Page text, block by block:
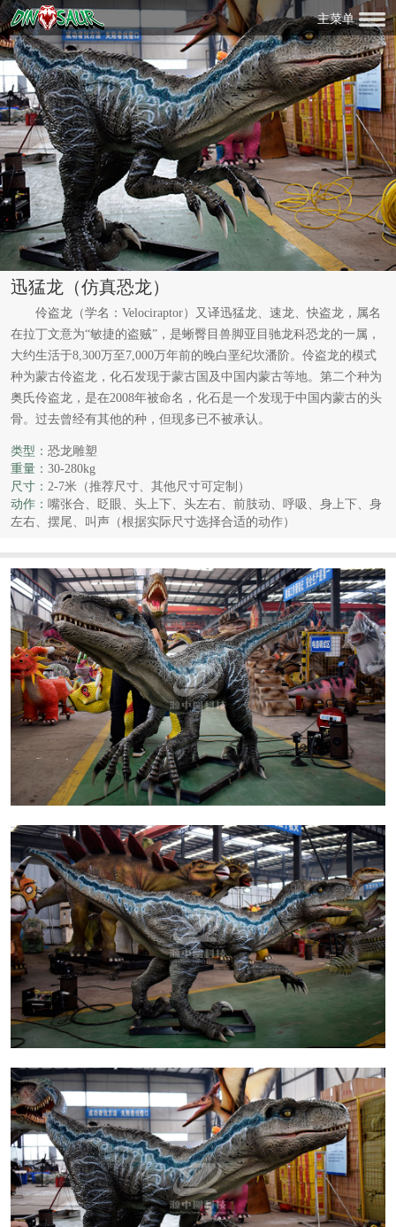
主菜单
迅猛龙（仿真恐龙）
伶盗龙（学名：Velociraptor）又译迅猛龙、速龙、快盗龙，属名
在拉丁文意为“敏捷的盗贼”，是蜥臀目兽脚亚目驰龙科恐龙的一属，
大约生活于8,300万至7,000万年前的晚白垩纪坎潘阶。伶盗龙的模式
种为蒙古伶盗龙，化石发现于蒙古国及中国内蒙古等地。第二个种为
奥氏伶盗龙，是在2008年被命名，化石是一个发现于中国内蒙古的头
骨。过去曾经有其他的种，但现多已不被承认。
类型： 恐龙雕塑
重量： 30-280kg
尺寸： 2-7米（推荐尺寸、其他尺寸可定制）
动作： 嘴张合、眨眼、头上下、头左右、前肢动、呼吸、身上下、身
左右、摆尾、叫声（根据实际尺寸选择合适的动作）